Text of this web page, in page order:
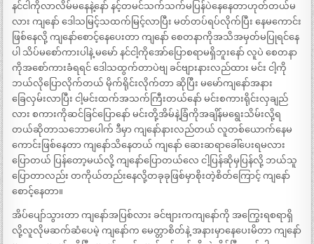
နင်ငါကိုလာလိမ်မနေနဲ့နော် နင့်တမင်သက်သက်မပြန်ပဲနေနေတာဟုတ်တယ်မ
လား ကျနော် ဒေါသမြင့်သထက်မြင့်လာပြီး မတ်တပ်ရပ်လိုက်ပြီး နေမကောင်း
ဖြစ်နေလို့ ကျနော်စောင့်နေပေးတာ ကျနော် စေတနာကိုအသိအမှတ်မပြုရင်နေ
ပါ သိပ်မစော်ကားပါနဲ့ မမော် နင်ငါ့ကိုအော်ပြောစရာမရှိဘူးနော် လူပဲ စေတနာ
ကိုအစော်ကားခံရရင် ဒေါသထွက်တာပဲဗျ ခင်ဗျားနားလည်ထား မင်း ငါ့ကို
ဘယ်လိုပြောလိုက်တယ် မိုက်ရိုင်းလိုက်တာ ဆိုပြီး မမော်ကျနော်အနား
ခြေလှမ်းလာပြီး ငါ့မင်းထက်အသက်ကြီးတယ်နော် မင်းစကားရိုင်းလှချည်
လား စကားကိုဆင်ခြင်ပြောနော် မင်းတို့အိမ်နဲ့ခြံကိုအချိန်မရွေးသိမ်းလို့ရ
တယ်ဆိုတာသဘောပေါက် ဒီမှာ ကျနော်နားလည်တယ် လူတစ်ယောက်နေမ
ကောင်းဖြစ်နေတာ ကျနော်သိနေတယ် ကျနော် ဆေးဆရာခေါ်ပေးရမလား
ပြောတယ် ပြန်တော့မယ်လို့ ကျနော်ပြောတယ်လေ ငါ့ပြန်ဆိုမှပြန်လို့ ဘယ်သူ
ပြောတာလည်း တကိုယ်တည်းနေလို့တခုခုဖြစ်မှာစိုးတဲ့စိတ်ကြောင့် ကျနော်
စောင့်နေတာ။
အိပ်ပျော်သွားတာ ကျနော်အပြစ်လား ခင်ဗျားကကျနော်ကို အကြွေးရစရာရှိ
လို့လူလိုမဆက်ဆံပေမဲ့ ကျနော်က မေတ္တာစိတ်နဲ့ အနားမှာနေပေးမိတာ ကျနော်